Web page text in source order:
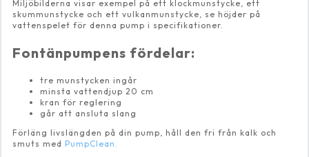
Miljöbilderna visar exempel på ett klockmunstycke, ett
skummunstycke och ett vulkanmunstycke, se höjder på
vattenspelet för denna pump i specifikationer.
Fontänpumpens fördelar:
tre munstycken ingår
minsta vattendjup 20 cm
kran för reglering
går att ansluta slang
Förläng livslängden på din pump, håll den fri från kalk och
smuts med PumpClean.